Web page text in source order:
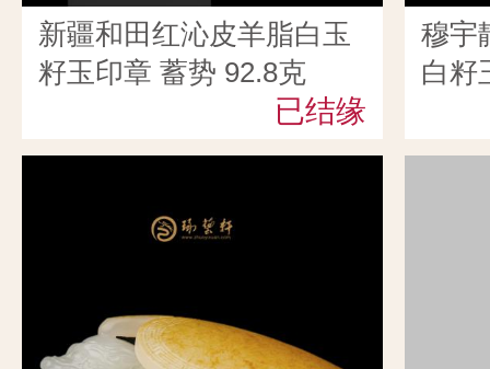
新疆和田红沁皮羊脂白玉
籽玉印章 蓄势 92.8克
已结缘
穆宇
白籽